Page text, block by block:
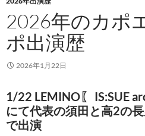
ツ
へ
ス
キ
2026年のカポ
ポ出演歴
2026年1月22日
1/22 LEMINO〖 IS:SUE
にて代表の須田と高2の
で出演